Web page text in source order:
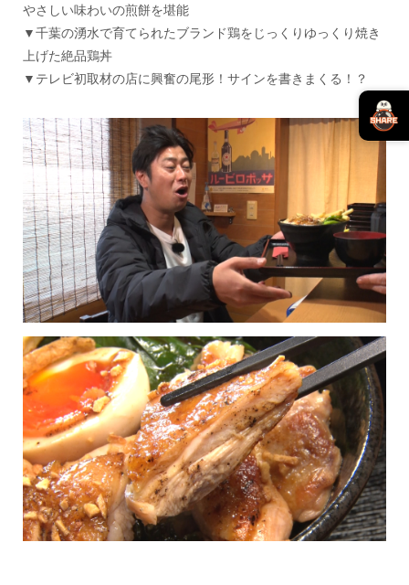
やさしい味わいの煎餅を堪能
▼千葉の湧水で育てられたブランド鶏をじっくりゆっくり焼き
上げた絶品鶏丼
▼テレビ初取材の店に興奮の尾形！サインを書きまくる！？